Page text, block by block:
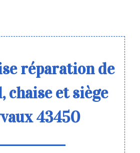
réparation de
chaise et siège
43450